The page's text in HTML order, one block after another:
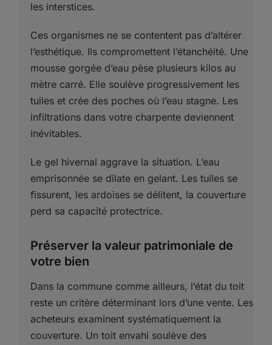
les interstices.
Ces organismes ne se contentent pas d’altérer
l’esthétique. Ils compromettent l’étanchéité. Une
mousse gorgée d’eau pèse plusieurs kilos au
mètre carré. Elle soulève progressivement les
tuiles et crée des poches où l’eau stagne. Les
infiltrations dans votre charpente deviennent
inévitables.
Le gel hivernal aggrave la situation. L’eau
emprisonnée se dilate en gelant. Les tuiles se
fissurent, les ardoises se délitent, la couverture
perd sa capacité protectrice.
Préserver la valeur patrimoniale de
votre bien
Dans la commune comme ailleurs, l’état du toit
reste un critère déterminant lors d’une vente. Les
acheteurs examinent systématiquement la
couverture. Un toit envahi soulève des